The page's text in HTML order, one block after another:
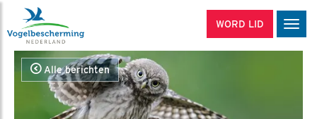
WORD LID
Alle berichten